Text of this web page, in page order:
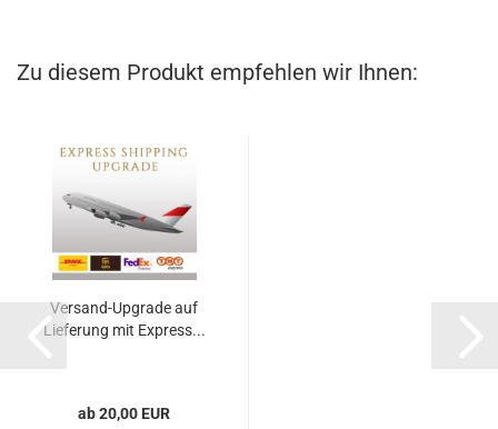
Zu diesem Produkt empfehlen wir Ihnen:
Versand-Upgrade auf
Lieferung mit Express...
ab 20,00 EUR